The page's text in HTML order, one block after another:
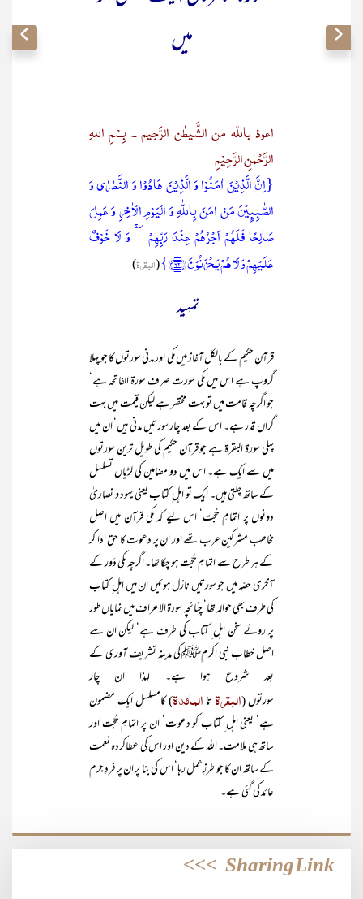
میں
اعوذ باللّٰہ من الشَّیطٰن الرَّجیم ۔ بِسْمِ اللہِ
الرَّحْمٰنِ الرَّحِیْمِ
{اِنَّ الَّذِیۡنَ اٰمَنُوۡا وَ الَّذِیۡنَ ہَادُوۡا وَ النَّصٰرٰی وَ
الصّٰبِئِیۡنَ مَنۡ اٰمَنَ بِاللّٰہِ وَ الۡیَوۡمِ الۡاٰخِرِ وَ عَمِلَ
صَالِحًا فَلَہُمۡ اَجۡرُہُمۡ عِنۡدَ رَبِّہِمۡ ۪ۚ وَ لَا خَوۡفٌ
عَلَیۡہِمۡ وَ لَا ہُمۡ یَحۡزَنُوۡنَ ﴿۶۲﴾}
(البقرۃ)
تمہید
قرآن حکیم کے بالکل آغاز میں مکی اور مدنی سورتوں کا جو پہلا
گروپ ہے اس میں مکی سورت صرف سورۃ الفاتحہ ہے‘
جو اگرچہ قامت میں تو بہت مختصر ہے لیکن قیمت میں بہت
گراں قدر ہے۔ اس کے بعد چار سورتیں مدنی ہیں‘ ان میں
پہلی سورۃ البقرۃ ہے جو قرآن حکیم کی طویل ترین سورتوں
میں سے ایک ہے۔ اس میں دو مضامین کی لڑیاں تسلسل
کے ساتھ چلتی ہیں۔ ایک تو اہل ِ کتاب یعنی یہود و نصاریٰ
دونوں پر اتمامِ حُجّت‘ اس لیے کہ مکی قرآن میں اصل
مخاطب مشرکینِ عرب تھے اور ان پر دعوت کا حق ادا کر
کے ہر طرح سے اتمامِ حُجّت ہو چکا تھا۔ اگرچہ مکی دَور کے
آخری حصّہ میں جو سورتیں نازل ہوئیں ان میں اہل ِ کتاب
کی طرف بھی حوالہ تھا‘ چنانچہ سورۃ الاعراف میں نمایاں طور
پر روئے سخن اہل ِ کتاب کی طرف ہے‘ لیکن ان سے
اصل خطاب نبی اکرمﷺ کی مدینہ تشریف آوری کے
بعد شروع ہوا ہے۔ لہٰذا ان چار
سورتوں(البقرۃتاالمائدۃ)کامسلسل ایک مضمون
ہے‘ یعنی اہل ِ کتاب کو دعوت‘ ان پر اتمامِ حُجّت اور
ساتھ ہی ملامت۔ اللہ کے دین اور اس کی عطاکردہ نعمت
کے ساتھ ان کا جو طرزِعمل رہا‘ اس کی بنا پر ان پر فردِ جرم
عائد کی گئی ہے۔
Sharing Link
>>>